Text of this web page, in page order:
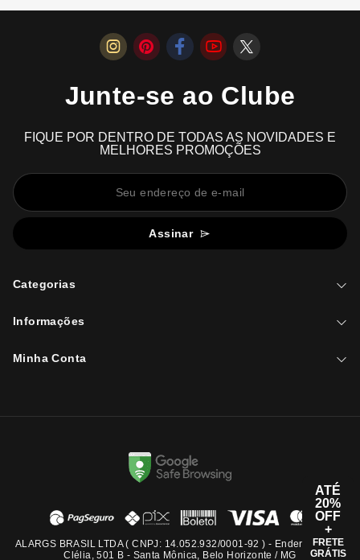
Junte-se ao Clube
FIQUE POR DENTRO DE TODAS AS NOVIDADES E
MELHORES PROMOÇÕES
Assinar
Categorias
Informações
Minha Conta
ALARGS BRASIL LTDA ( CNPJ: 14.052.932/0001-92 ) - Endereço: Rua
Clélia, 501 B - Santa Mônica, Belo Horizonte / MG
ATÉ
20%
OFF
+
FRETE
GRÁTIS